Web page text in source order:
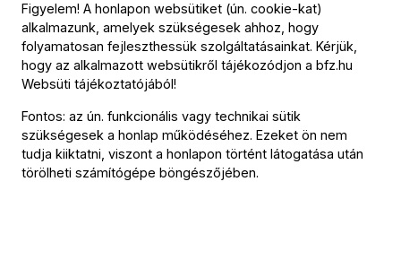
Fischer Iván
Szólista
Gerhild Romberger(mezzoszoprán)
Közreműködik
Westminster Choir College
Young People’s Chorus
Figyelem! A honlapon websütiket (ún. cookie-kat)
alkalmazunk, amelyek szükségesek ahhoz, hogy
folyamatosan fejleszthessük szolgáltatásainkat. Kérjük,
hogy az alkalmazott websütikről tájékozódjon a bfz.hu
Websüti tájékoztatójából!
Fontos: az ún. funkcionális vagy technikai sütik
szükségesek a honlap működéséhez. Ezeket ön nem
tudja kiiktatni, viszont a honlapon történt látogatása után
törölheti számítógépe böngészőjében.